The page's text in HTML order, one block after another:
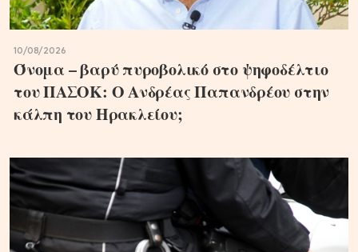
10/08/2026
Όνομα – βαρύ πυροβολικό στο ψηφοδέλτιο
του ΠΑΣΟΚ: Ο Ανδρέας Παπανδρέου στην
κάλπη του Ηρακλείου;